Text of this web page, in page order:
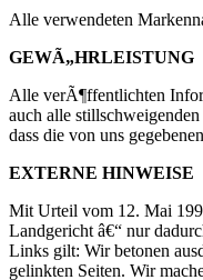
Alle verwendeten
GEWÃ„HRLEISTUNG
Alle verÃ¶ffentlichten
auch alle
dass die von uns
EXTERNE HINWEISE
Mit Urteil vom 12. Mai
Landgericht â€“ nur
Links gilt: Wir betonen
gelinkten Seiten. Wir